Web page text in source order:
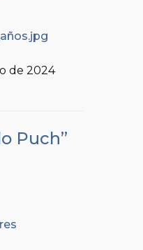
de 2024
Puch”